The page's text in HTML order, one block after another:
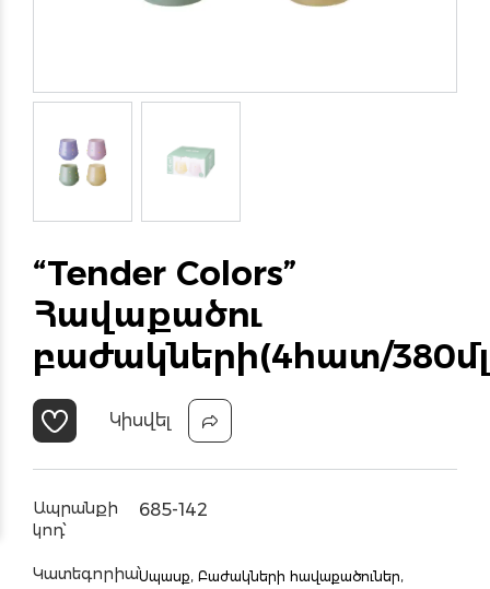
“Tender Colors”
Հավաքածու
բաժակների(4հատ/
Կիսվել
Ապրանքի
կոդ՝
685-142
Կատեգորիա՝Սպասք, Բաժակների հավաքածուներ,